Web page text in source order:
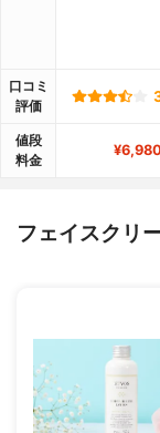
口コミ
評価
値段
料金
フェイスクリ